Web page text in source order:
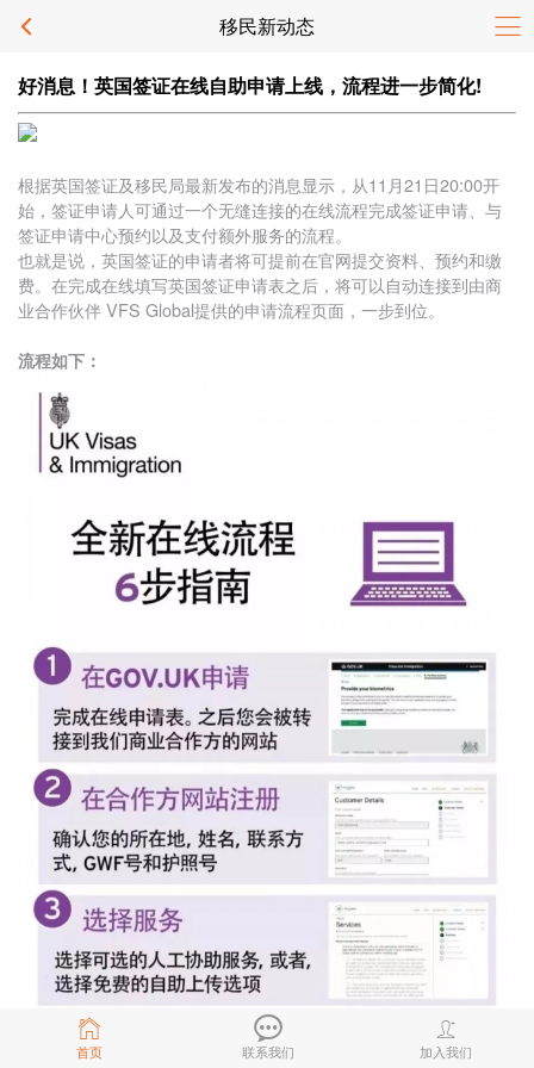
移民新动态
首页 联系我们 加入我们
好消息！英国签证在线自助申请上线，流程进一步简化!
根据英国签证及移民局最新发布的消息显示，从11月21日20:00开
始，签证申请人可通过一个无缝连接的在线流程完成签证申请、与
签证申请中心预约以及支付额外服务的流程。
也就是说，英国签证的申请者将可提前在官网提交资料、预约和缴
费。在完成在线填写英国签证申请表之后，将可以自动连接到由商
业合作伙伴 VFS Global提供的申请流程页面，一步到位。
流程如下：